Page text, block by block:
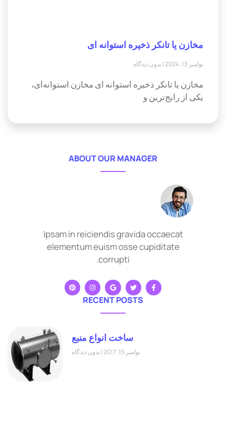
مخازن یا تانکر ذخیره استوانه ای
نوامبر 13, 2024 بدون دیدگاه
مخازن یا تانکر ذخیره استوانه ای مخازن استوانه‌ای،
یکی از رایج‌ترین و
ABOUT OUR MANAGER
Ipsam in reiciendis gravida occaecat
elementum euism osse cupiditate
corrupti.
RECENT POSTS
ساخت انواع منبع
نوامبر 15, 2017 بدون دیدگاه